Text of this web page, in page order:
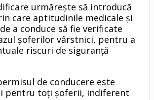
urmărește să introducă
care aptitudinile medicale și
a conduce să fie verificate
șoferilor vârstnici, pentru a
riscuri de siguranță
de conducere este
pentru toți șoferii, indiferent